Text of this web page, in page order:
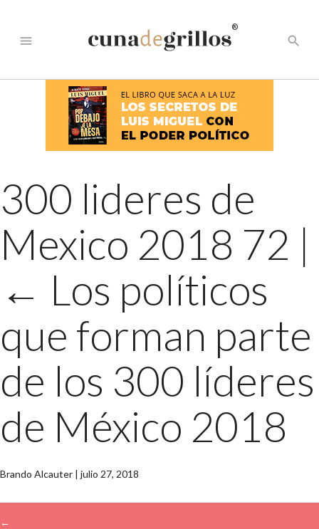
menu
®
search
300 lideres de
Mexico 2018 72 |
← Los políticos
que forman parte
de los 300 líderes
de México 2018
Brando Alcauter | julio 27, 2018
←